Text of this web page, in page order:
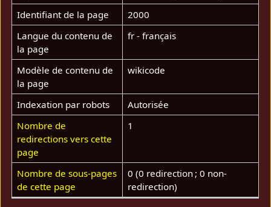
Identifiant de la page
2000
Langue du contenu de
la page
fr - français
Modèle de contenu de
la page
wikicode
Indexation par robots
Autorisée
Nombre de
redirections vers cette
page
1
Nombre de sous-pages
de cette page
0 (0 redirection ; 0 non-
redirection)